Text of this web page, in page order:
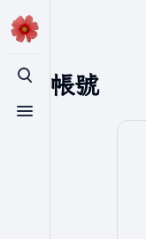
切換搜尋
切換選單
建立帳號